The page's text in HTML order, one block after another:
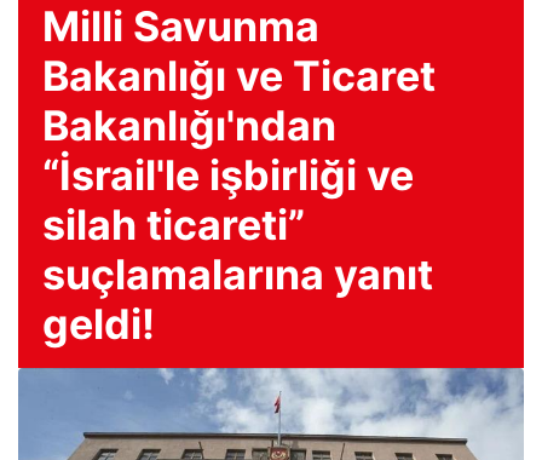
Milli Savunma
Bakanlığı ve Ticaret
Bakanlığı'ndan
“İsrail'le işbirliği ve
silah ticareti”
suçlamalarına yanıt
geldi!